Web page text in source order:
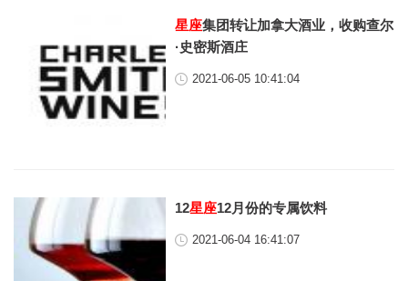
星座集团转让加拿大酒业，收购查尔
·史密斯酒庄
2021-06-05 10:41:04
12星座12月份的专属饮料
2021-06-04 16:41:07